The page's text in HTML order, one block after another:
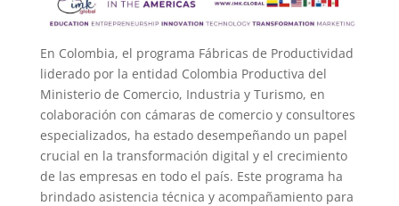
En Colombia, el programa Fábricas de Productividad
liderado por la entidad Colombia Productiva del
Ministerio de Comercio, Industria y Turismo, en
colaboración con cámaras de comercio y consultores
especializados, ha estado desempeñando un papel
crucial en la transformación digital y el crecimiento
de las empresas en todo el país. Este programa ha
brindado asistencia técnica y acompañamiento para